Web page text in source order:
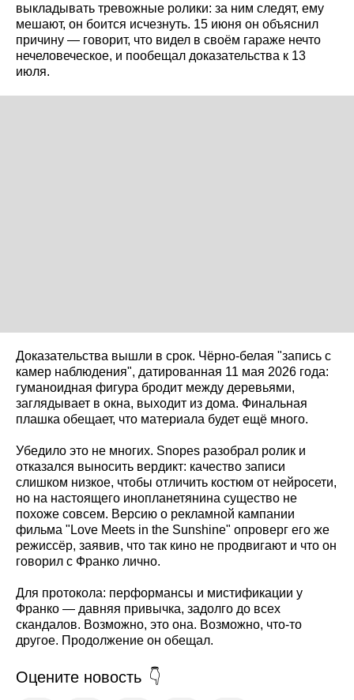
выкладывать тревожные ролики: за ним следят, ему
мешают, он боится исчезнуть. 15 июня он объяснил
причину — говорит, что видел в своём гараже нечто
нечеловеческое, и пообещал доказательства к 13
июля.
Доказательства вышли в срок. Чёрно-белая "запись с
камер наблюдения", датированная 11 мая 2026 года:
гуманоидная фигура бродит между деревьями,
заглядывает в окна, выходит из дома. Финальная
плашка обещает, что материала будет ещё много.
Убедило это не многих. Snopes разобрал ролик и
отказался выносить вердикт: качество записи
слишком низкое, чтобы отличить костюм от нейросети,
но на настоящего инопланетянина существо не
похоже совсем. Версию о рекламной кампании
фильма "Love Meets in the Sunshine" опроверг его же
режиссёр, заявив, что так кино не продвигают и что он
говорил с Франко лично.
Для протокола: перформансы и мистификации у
Франко — давняя привычка, задолго до всех
скандалов. Возможно, это она. Возможно, что-то
другое. Продолжение он обещал.
Оцените новость